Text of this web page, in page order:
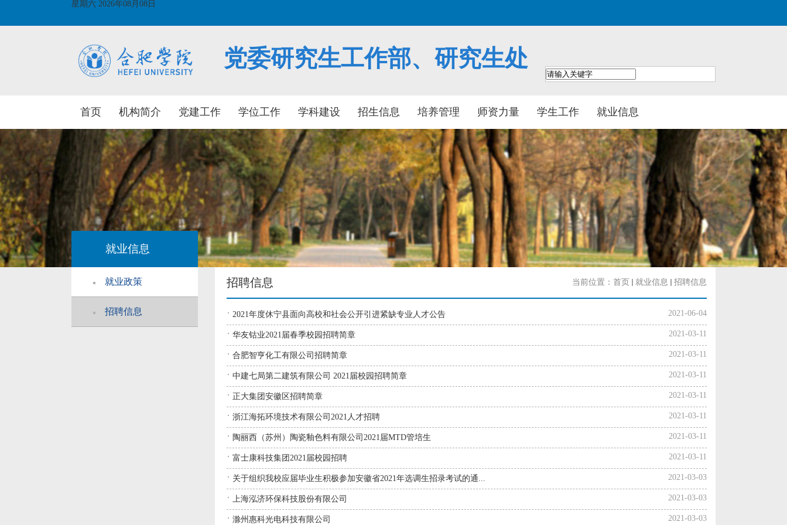
星期六 2026年08月08日
党委研究生工作部、研究生处
首页 机构简介 党建工作 学位工作 学科建设 招生信息 培养管理 师资力量 学生工作 就业信息
就业信息
就业政策
招聘信息
招聘信息 当前位置： 首页 就业信息 招聘信息
2021年度休宁县面向高校和社会公开引进紧缺专业人才公告 2021-06-04
华友钴业2021届春季校园招聘简章 2021-03-11
合肥智亨化工有限公司招聘简章 2021-03-11
中建七局第二建筑有限公司 2021届校园招聘简章 2021-03-11
正大集团安徽区招聘简章 2021-03-11
浙江海拓环境技术有限公司2021人才招聘 2021-03-11
陶丽西（苏州）陶瓷釉色料有限公司2021届MTD管培生 2021-03-11
富士康科技集团2021届校园招聘 2021-03-11
关于组织我校应届毕业生积极参加安徽省2021年选调生招录考试的通... 2021-03-03
上海泓济环保科技股份有限公司 2021-03-03
滁州惠科光电科技有限公司 2021-03-03